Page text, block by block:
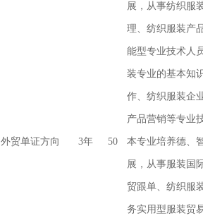
展，从事纺织服
理、纺织服装产
能型专业技术人
装专业的基本知
作、纺织服装企
产品营销等专业
外贸单证方向 3年 50 本专业培养德、
展，从事服装国
贸跟单、纺织服
务实用型服装贸